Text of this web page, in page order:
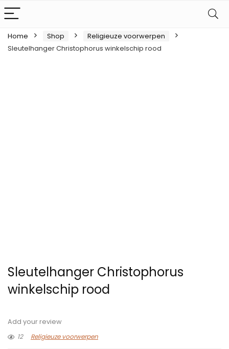
Home Shop
Religieuze voorwerpen
Sleutelhanger Christophorus winkelschip rood
Sleutelhanger Christophorus
winkelschip rood
Add your review
12
Religieuze voorwerpen